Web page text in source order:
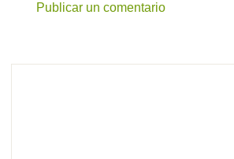
Publicar un comentario